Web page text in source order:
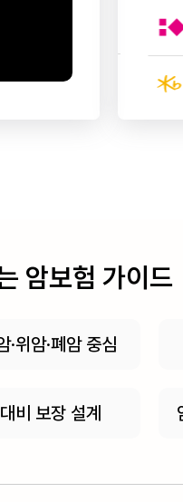
￦ ???
암보험 가이드
·위암·폐암 중심
비 보장 설계